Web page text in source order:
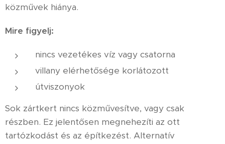
közművek hiánya.
Mire figyelj:
nincs vezetékes víz vagy csatorna
villany elérhetősége korlátozott
útviszonyok
Sok zártkert nincs közművesítve, vagy csak
részben. Ez jelentősen megnehezíti az ott
tartózkodást és az építkezést. Alternatív